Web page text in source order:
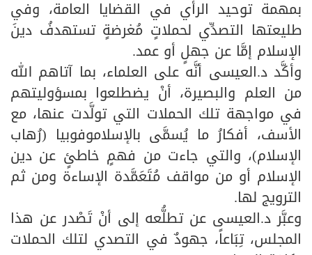
بمهمة توحيد الرأي في القضايا العامة، وفي
طليعتها التصدِّي لحملاتٍ مُغرضةٍ تستهدفُ دينَ
الإسلام إمَّا عن جهلٍ أو عمد.
وأكَّد د.العيسى أنَّه على العلماء، بما آتاهم الله
من العلم والبصيرة، أنْ يضطلعوا بمسؤوليتهم
في مواجهة تلك الحملات التي تولَّدت عنها، مع
الأسف، أفكارُ ما يُسمَّى بالإسلاموفوبيا (رُهاب
الإسلام)، والتي جاءت من فهمٍ خاطئٍ عن دين
الإسلام أو من مواقف مُتَعَمَّدة الإساءة ومن ثم
الترويج لها.
وعبَّر د.العيسى عن تطلُّعه إلى أنْ تَصْدر عن هذا
المجلس، تِبَاعاً، جهودٌ في التصدي لتلك الحملات